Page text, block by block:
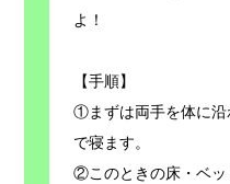
よ！
【手順】
①まずは両手を体に沿
で寝ます。
②このときの床・ベッ